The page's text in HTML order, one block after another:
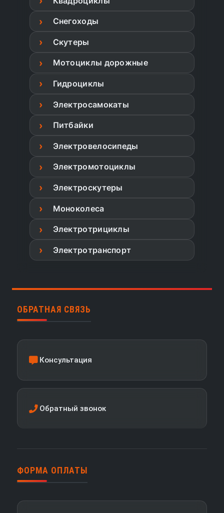
Снегоходы
Скутеры
Мотоциклы дорожные
Гидроциклы
Электросамокаты
Питбайки
Электровелосипеды
Электромотоциклы
Электроскутеры
Моноколеса
Электротрициклы
Электротранспорт
ОБРАТНАЯ СВЯЗЬ
Консультация
Обратный звонок
ФОРМА ОПЛАТЫ